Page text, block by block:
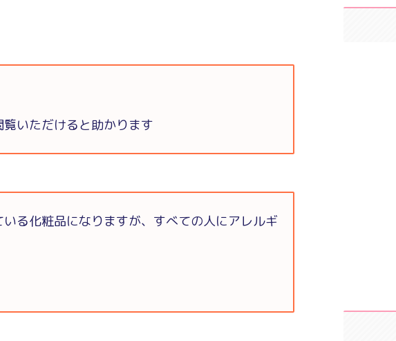
いただけると助かります
る化粧品になりますが、すべての人にアレルギ